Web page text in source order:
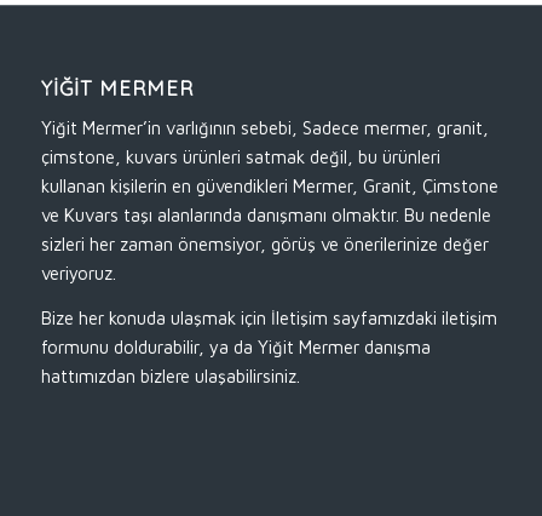
YİĞİT MERMER
Yiğit Mermer’in varlığının sebebi, Sadece mermer, granit,
çimstone, kuvars ürünleri satmak değil, bu ürünleri
kullanan kişilerin en güvendikleri Mermer, Granit, Çimstone
ve Kuvars taşı alanlarında danışmanı olmaktır. Bu nedenle
sizleri her zaman önemsiyor, görüş ve önerilerinize değer
veriyoruz.
Bize her konuda ulaşmak için İletişim sayfamızdaki iletişim
formunu doldurabilir, ya da Yiğit Mermer danışma
hattımızdan bizlere ulaşabilirsiniz.